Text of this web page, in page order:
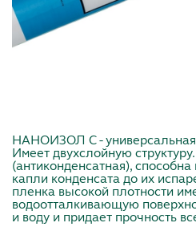
НАНОИЗОЛ С - универсальная
Имеет двухслойную
(антиконденсатная),
капли конденсата до их
пленка высокой плотности
водоотталкивающую
и воду и придает прочность